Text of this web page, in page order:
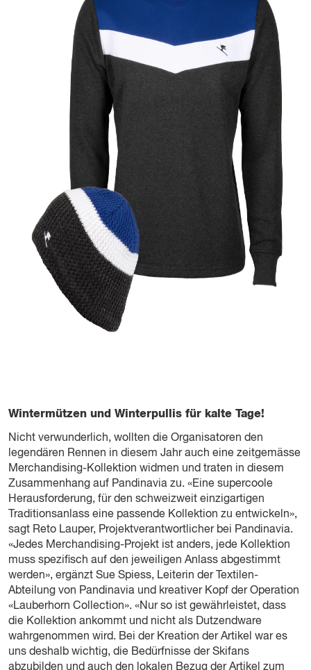
Wintermützen und Winterpullis für kalte Tage!
Nicht verwunderlich, wollten die Organisatoren den
legendären Rennen in diesem Jahr auch eine zeitgemässe
Merchandising-Kollektion widmen und traten in diesem
Zusammenhang auf Pandinavia zu. «Eine supercoole
Herausforderung, für den schweizweit einzigartigen
Traditionsanlass eine passende Kollektion zu entwickeln»,
sagt Reto Lauper, Projektverantwortlicher bei Pandinavia.
«Jedes Merchandising-Projekt ist anders, jede Kollektion
muss spezifisch auf den jeweiligen Anlass abgestimmt
werden», ergänzt Sue Spiess, Leiterin der Textilen-
Abteilung von Pandinavia und kreativer Kopf der Operation
«Lauberhorn Collection». «Nur so ist gewährleistet, dass
die Kollektion ankommt und nicht als Dutzendware
wahrgenommen wird. Bei der Kreation der Artikel war es
uns deshalb wichtig, die Bedürfnisse der Skifans
abzubilden und auch den lokalen Bezug der Artikel zum